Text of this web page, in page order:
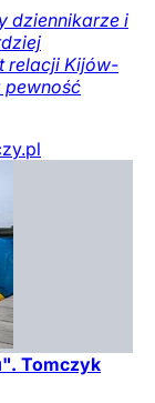
dziennikarze i
relacji Kijów-
pewność
Tomczyk